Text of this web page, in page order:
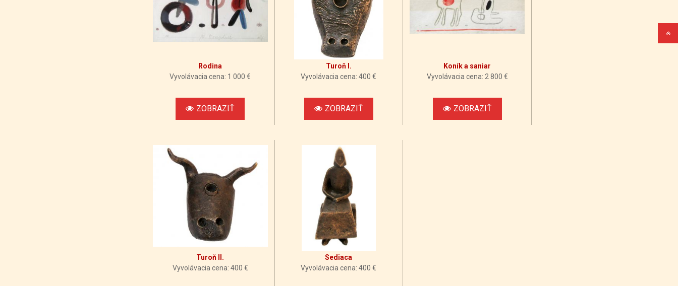
Rodina
Vyvolávacia cena: 1 000 €
ZOBRAZIŤ
Turoň I.
Vyvolávacia cena: 400 €
ZOBRAZIŤ
Koník a saniar
Vyvolávacia cena: 2 800 €
ZOBRAZIŤ
Turoň II.
Vyvolávacia cena: 400 €
Sediaca
Vyvolávacia cena: 400 €